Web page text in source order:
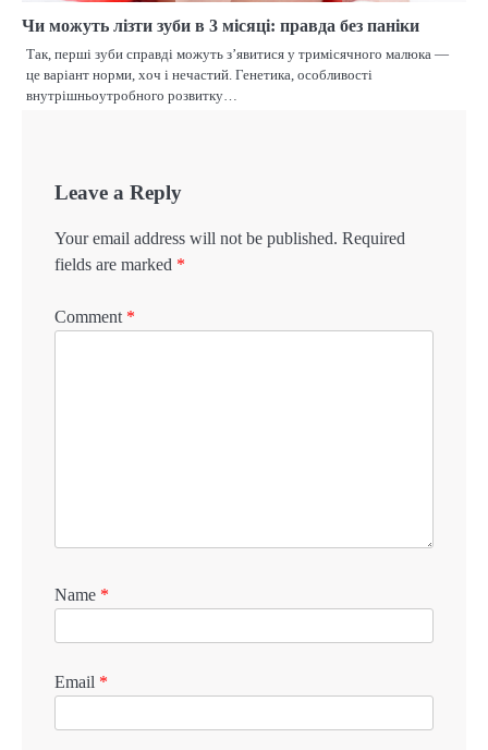
Чи можуть лізти зуби в 3 місяці: правда без паніки
Так, перші зуби справді можуть з’явитися у тримісячного малюка —
це варіант норми, хоч і нечастий. Генетика, особливості
внутрішньоутробного розвитку…
Leave a Reply
Your email address will not be published. Required
fields are marked *
Comment *
Name *
Email *